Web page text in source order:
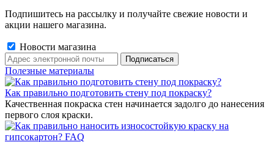
Подпишитесь на рассылку и получайте свежие новости и
акции нашего магазина.
Новости магазина
Полезные материалы
Как правильно подготовить стену под покраску?
Качественная покраска стен начинается задолго до нанесения
первого слоя краски.